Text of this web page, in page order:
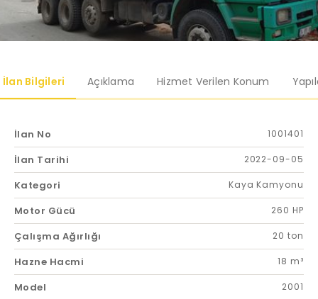
İlan Bilgileri Açıklama Hizmet Verilen Konum
İlan No 1001401
İlan Tarihi 2022-09-05
Kategori Kaya Kamyonu
Motor Gücü 260 HP
Çalışma Ağırlığı 20 ton
Hazne Hacmi 18 m³
Model 2001